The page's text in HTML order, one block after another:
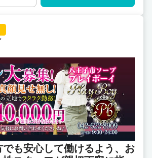
も安心して働けるよう、お